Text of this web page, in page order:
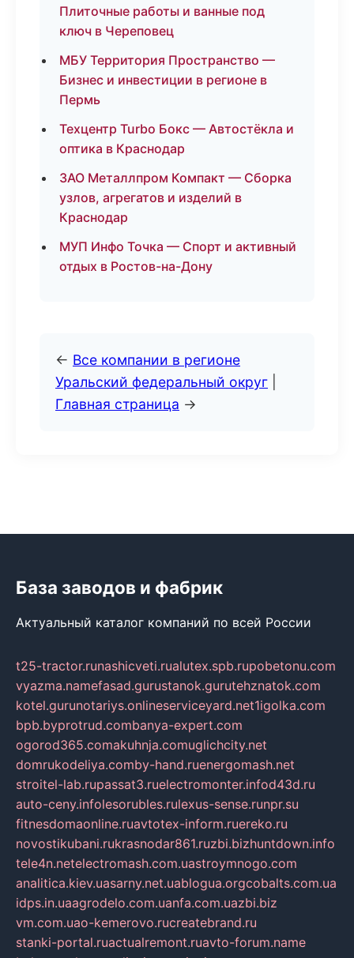
Плиточные работы и ванные под
ключ в Череповец
МБУ Территория Пространство —
Бизнес и инвестиции в регионе в
Пермь
Техцентр Turbo Бокс — Автостёкла и
оптика в Краснодар
ЗАО Металлпром Компакт — Сборка
узлов, агрегатов и изделий в
Краснодар
МУП Инфо Точка — Спорт и активный
отдых в Ростов-на-Дону
← Все компании в регионе
Уральский федеральный округ
Главная страница →
База заводов и фабрик
Актуальный каталог компаний по всей России
t25-tractor.runashicveti.rualutex.spb.rupobetonu.com
vyazma.namefasad.gurustanok.gurutehznatok.com
kotel.gurunotariys.onlineserviceyard.net1igolka.com
bpb.byprotrud.combanya-expert.com
ogorod365.comakuhnja.comuglichcity.net
domrukodeliya.comby-hand.ruenergomash.net
stroitel-lab.rupassat3.ruelectromonter.infod43d.ru
auto-ceny.infolesorubles.rulexus-sense.runpr.su
fitnesdomaonline.ruavtotex-inform.ruereko.ru
novostikubani.rukrasnodar861.ruzbi.bizhuntdown.info
tele4n.netelectromash.com.uastroymnogo.com
analitica.kiev.uasarny.net.uablogua.orgcobalts.com.ua
idps.in.uaagrodelo.com.uanfa.com.uazbi.biz
vm.com.uao-kemerovo.rucreatebrand.ru
stanki-portal.ruactualremont.ruavto-forum.name